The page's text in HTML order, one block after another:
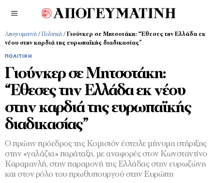
Απογευματινή / Πολιτική / Γιούνκερ σε Μητσοτάκη: “Έθεσες την Ελλάδα εκ
νέου στην καρδιά της ευρωπαϊκής διαδικασίας”
ΠΟΛΙΤΙΚΉ
Γιούνκερ σε Μητσοτάκη:
“Έθεσες την Ελλάδα εκ νέου
στην καρδιά της ευρωπαϊκής
διαδικασίας”
Ο πρώην πρόεδρος της Κομισιόν έστειλε μήνυμα στήριξης
στην «γαλάζια» παράταξη, με αναφορές στον Κωνσταντίνο
Καραμανλή, στην παραμονή της Ελλάδας στην ευρωζώνη
και στον ρόλο του πρωθυπουργού στην Ευρώπη